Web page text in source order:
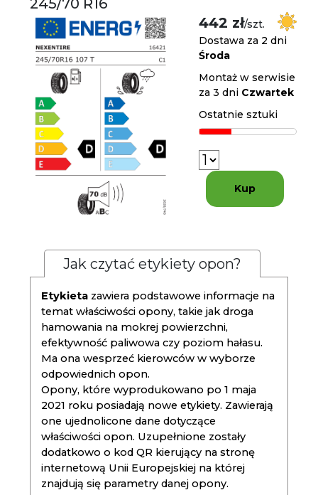
245/70 R16
442 zł/szt.
Dostawa za 2 dni
Środa
Montaż w serwisie
za 3 dni Czwartek
Ostatnie sztuki
Kup
Jak czytać etykiety opon?
Etykieta zawiera podstawowe informacje na
temat właściwości opony, takie jak droga
hamowania na mokrej powierzchni,
efektywność paliwowa czy poziom hałasu.
Ma ona wesprzeć kierowców w wyborze
odpowiednich opon.
Opony, które wyprodukowano po 1 maja
2021 roku posiadają nowe etykiety. Zawierają
one ujednolicone dane dotyczące
właściwości opon. Uzupełnione zostały
dodatkowo o kod QR kierujący na stronę
internetową Unii Europejskiej na której
znajdują się parametry danej opony.